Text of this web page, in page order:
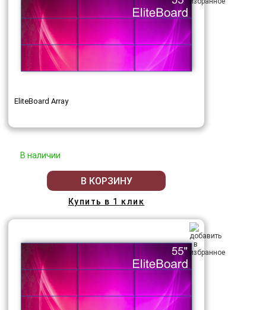
EliteBoard Array
В наличии
В КОРЗИНУ
Купить в 1 клик